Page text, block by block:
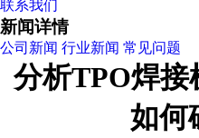
联系我们
新闻详情
公司新闻 行业新闻 常见问题
分析TPO焊接
如何